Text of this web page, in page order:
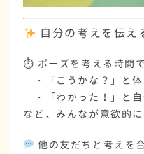
自分の考えを伝え
⏱ ポーズを考える時間で
・
「こうかな？」と
・
「わかった！」と
など、みんなが意欲的に
他の友だちと考えを